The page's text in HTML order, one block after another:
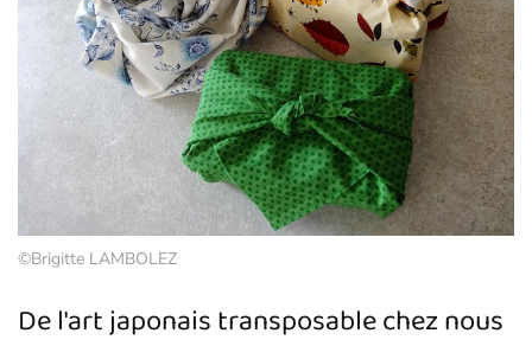
©Brigitte LAMBOLEZ
De l'art japonais transposable chez nous